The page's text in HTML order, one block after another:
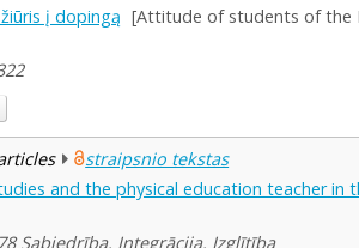
į dopingą [Attitude of students of the
straipsnio tekstas
and the physical education teacher in
Sabiedrība. Integrācija. Izglītība